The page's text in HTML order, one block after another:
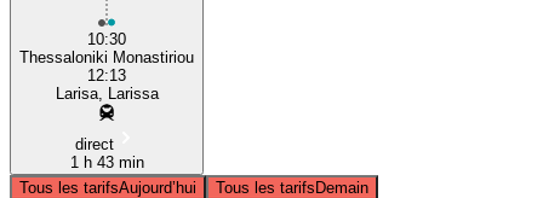
10:30
Thessaloniki Monastiriou
12:13
Larisa, Larissa
direct
1 h 43 min
Tous les tarifsAujourd’hui Tous les tarifsDemain